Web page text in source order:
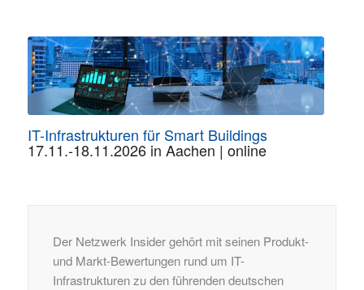
IT-Infrastrukturen für Smart Buildings
17.11.-18.11.2026 in Aachen | online
Der Netzwerk Insider gehört mit seinen Produkt-
und Markt-Bewertungen rund um IT-
Infrastrukturen zu den führenden deutschen